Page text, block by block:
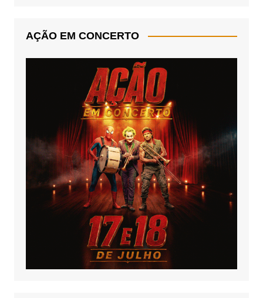
AÇÃO EM CONCERTO